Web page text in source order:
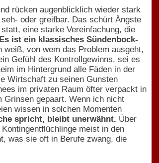
rücken augenblicklich wieder stark
oder greifbar. Das schürt Ängste
eine starke Vereinfachung, die
Es ist ein klassisches Sündenbock-
von wem das Problem ausgeht,
Gefühl des Kontrollgewinns, sei es
im Hintergrund alle Fäden in der
Wirtschaft zu seinen Gunsten
im privaten Raum öfter verpackt in
Grinsen gepaart. Wenn ich nicht
wissen in solchen Momenten
spricht, bleibt unerwähnt. Über
meist in den
was sie oft in Berufe zwang, die